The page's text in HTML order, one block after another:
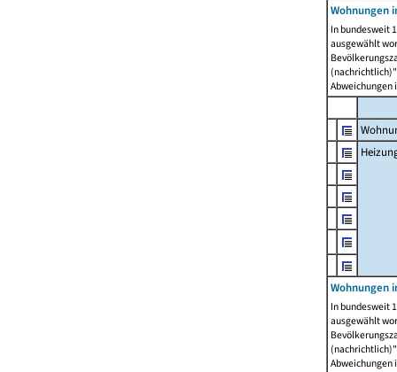
Wohnungen
In bundesweit
ausgewählt
Abweichungen
Wohnungen
In bundesweit
ausgewählt
Abweichungen